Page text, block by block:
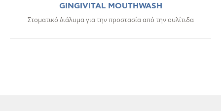
GINGIVITAL MOUTHWASH
Στοματικό Διάλυμα για την προστασία από την ουλίτιδα